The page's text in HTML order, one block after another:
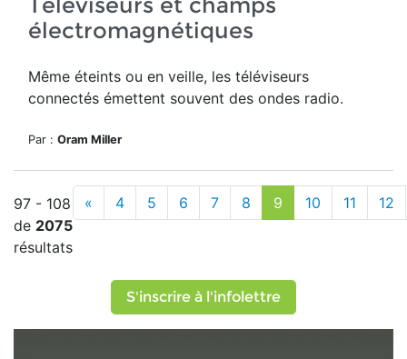
électromagnétiques
Même éteints ou en veille, les téléviseurs
connectés émettent souvent des ondes radio.
Par : Oram Miller
97 - 108
de 2075
résultats
« 4 5 6 7 8 9 10 11 12
S'inscrire à l'infolettre